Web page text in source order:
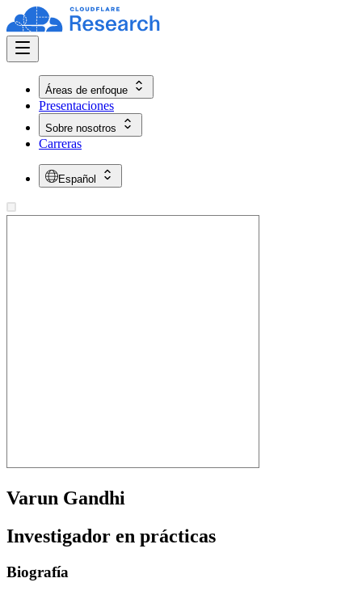
Áreas de enfoque
Presentaciones
Sobre nosotros
Carreras
Español
Varun Gandhi
Investigador en prácticas
Biografía